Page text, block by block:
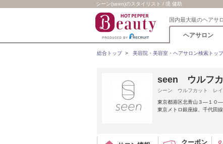
シーン(seen)のスタイリスト / 境 健助
国内最大級のヘアサ
ヘアサロン
総合トップ> 美容院・美容室・ヘアサロン検索トップ
seen ウルフカ
シーン ウルフカット レイ
東京都港区北青山３―１０
東京メトロ銀座線、千代田
クーポン